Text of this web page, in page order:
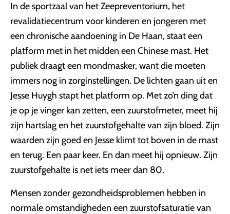
In de sportzaal van het Zeepreventorium, het
revalidatiecentrum voor kinderen en jongeren met
een chronische aandoening in De Haan, staat een
platform met in het midden een Chinese mast. Het
publiek draagt een mondmasker, want die moeten
immers nog in zorginstellingen. De lichten gaan uit en
Jesse Huygh stapt het platform op. Met zo’n ding dat
je op je vinger kan zetten, een zuurstofmeter, meet hij
zijn hartslag en het zuurstofgehalte van zijn bloed. Zijn
waarden zijn goed en Jesse klimt tot boven in de mast
en terug. Een paar keer. En dan meet hij opnieuw. Zijn
zuurstofgehalte is net iets meer dan 80.
Mensen zonder gezondheidsproblemen hebben in
normale omstandigheden een zuurstofsaturatie van